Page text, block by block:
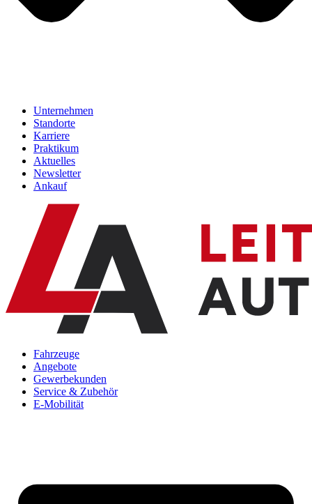
Unternehmen
Standorte
Karriere
Praktikum
Aktuelles
Newsletter
Ankauf
Fahrzeuge
Angebote
Gewerbekunden
Service & Zubehör
E-Mobilität